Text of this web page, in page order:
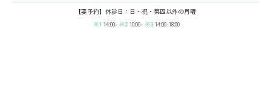
歯や歯周病のリスクが高まるので、丁寧な歯磨きや定期メンテ
【要予約】休診日：日・祝・第四以外の月曜
14:00-
10:00- 14:00-18:00